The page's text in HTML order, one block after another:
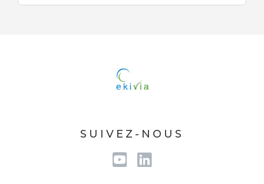
SUIVEZ-NOUS
Youtube
Linkedin